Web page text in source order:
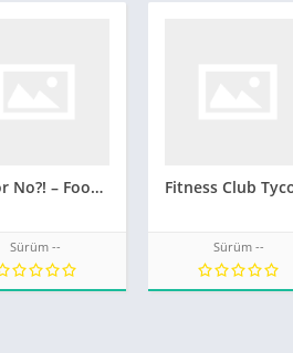
Yes or No?! – Food Pranks
Sürüm -- Sürüm --